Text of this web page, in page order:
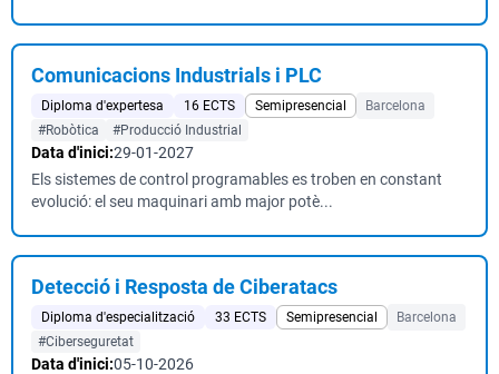
Comunicacions Industrials i PLC
Diploma d'expertesa 16 ECTS Semipresencial
Barcelona
#Robòtica
#Producció Industrial
Data d'inici:29-01-2027
Els sistemes de control programables es troben en constant
evolució: el seu maquinari amb major potè...
Detecció i Resposta de Ciberatacs
Diploma d'especialització 33 ECTS Semipresencial
Barcelona
#Ciberseguretat
Data d'inici:05-10-2026